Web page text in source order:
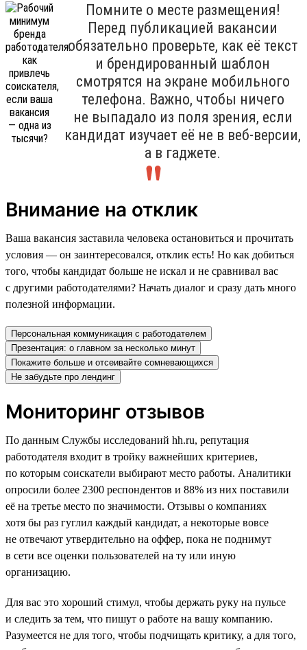
Помните о месте размещения!
Перед публикацией вакансии
обязательно проверьте, как её текст
и брендированный шаблон
смотрятся на экране мобильного
телефона. Важно, чтобы ничего
не выпадало из поля зрения, если
кандидат изучает её не в веб-версии,
а в гаджете.
Внимание на отклик
Ваша вакансия заставила человека остановиться и прочитать
условия — он заинтересовался, отклик есть! Но как добиться
того, чтобы кандидат больше не искал и не сравнивал вас
с другими работодателями? Начать диалог и сразу дать много
полезной информации.
Персональная коммуникация с работодателем
Презентация: о главном за несколько минут
Покажите больше и отсеивайте сомневающихся
Не забудьте про лендинг
Мониторинг отзывов
По данным Службы исследований hh.ru, репутация
работодателя входит в тройку важнейших критериев,
по которым соискатели выбирают место работы. Аналитики
опросили более 2300 респондентов и 88% из них поставили
её на третье место по значимости. Отзывы о компаниях
хотя бы раз гуглил каждый кандидат, а некоторые вовсе
не отвечают утвердительно на оффер, пока не поднимут
в сети все оценки пользователей на ту или иную
организацию.
Для вас это хороший стимул, чтобы держать руку на пульсе
и следить за тем, что пишут о работе на вашу компанию.
Разумеется не для того, чтобы подчищать критику, а для того,